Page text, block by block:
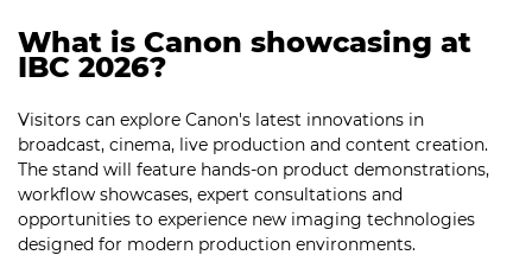
What is Canon showcasing at
IBC 2026?
Visitors can explore Canon's latest innovations in
broadcast, cinema, live production and content creation.
The stand will feature hands-on product demonstrations,
workflow showcases, expert consultations and
opportunities to experience new imaging technologies
designed for modern production environments.